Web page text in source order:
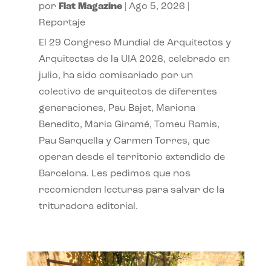
por Flat Magazine| Ago 5, 2026
Reportaje
El 29 Congreso Mundial de Arquitectos y
Arquitectas de la UIA 2026, celebrado en
julio, ha sido comisariado por un
colectivo de arquitectos de diferentes
generaciones, Pau Bajet, Mariona
Benedito, Maria Giramé, Tomeu Ramis,
Pau Sarquella y Carmen Torres, que
operan desde el territorio extendido de
Barcelona. Les pedimos que nos
recomienden lecturas para salvar de la
trituradora editorial.